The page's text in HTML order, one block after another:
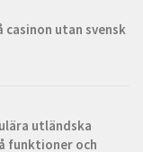
utan svensk
utländska
funktioner och